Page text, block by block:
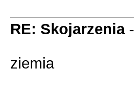
RE: Skojarzenia-
ziemia